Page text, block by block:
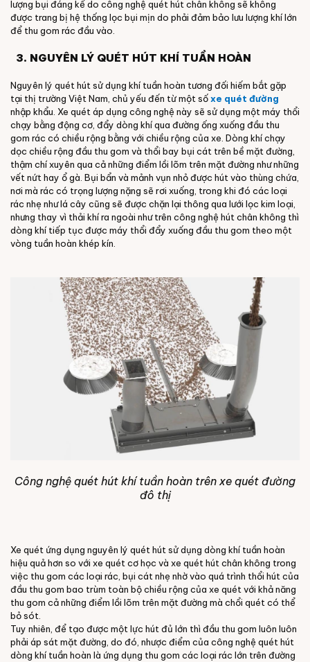
lượng bụi đáng kể do công nghệ quét hút chân không sẽ không
được trang bị hệ thống lọc bụi mịn do phải đảm bảo lưu lượng khí lớn
để thu gom rác đầu vào.
3. NGUYÊN LÝ QUÉT HÚT KHÍ TUẦN HOÀN
Nguyên lý quét hút sử dụng khí tuần hoàn tương đối hiếm bắt gặp
tại thị trường Việt Nam, chủ yếu đến từ một sốxe quét đường
nhập khẩu. Xe quét áp dụng công nghệ này sẽ sử dụng một máy thổi
chạy bằng động cơ, đẩy dòng khí qua đường ống xuống đầu thu
gom rác có chiều rộng bằng với chiều rộng của xe. Dòng khí chạy
dọc chiều rộng đầu thu gom và thổi bay bụi cát trên bề mặt đường,
thậm chí xuyên qua cả những điểm lồi lõm trên mặt đường như những
vết nứt hay ổ gà. Bụi bẩn và mảnh vụn nhỏ được hút vào thùng chứa,
nơi mà rác có trọng lượng nặng sẽ rơi xuống, trong khi đó các loại
rác nhẹ như lá cây cũng sẽ được chặn lại thông qua lưới lọc kim loại,
nhưng thay vì thải khí ra ngoài như trên công nghệ hút chân không thì
dòng khí tiếp tục được máy thổi đẩy xuống đầu thu gom theo một
vòng tuần hoàn khép kín.
Công nghệ quét hút khí tuần hoàn trên xe quét đường
đô thị
Xe quét ứng dụng nguyên lý quét hút sử dụng dòng khí tuần hoàn
hiệu quả hơn so với xe quét cơ học và xe quét hút chân không trong
việc thu gom các loại rác, bụi cát nhẹ nhờ vào quá trình thổi hút của
đầu thu gom bao trùm toàn bộ chiều rộng của xe quét với khả năng
thu gom cả những điểm lồi lõm trên mặt đường mà chổi quét có thể
bỏ sót.
Tuy nhiên, để tạo được một lực hút đủ lớn thì đầu thu gom luôn luôn
phải áp sát mặt đường, do đó, nhược điểm của công nghệ quét hút
dòng khí tuần hoàn là ứng dụng thu gom các loại rác lớn trên đường